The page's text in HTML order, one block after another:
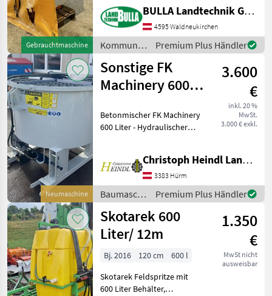
Gebrauchtmaschine
hydraulisch, Rührwerk,
Lichtanlage, Abdeckplane,
Streubegrenzung AMAZONE
E+S Streuer +
Gelenkwellenantrieb
BULLA Landtechnik GmbH
4595 Waldneukirchen
Kommunalgeräte
/ Amazone
Premium Plus Händler
Neumaschine
Sonstige FK
Machinery 600
3.600
€
inkl. 20 %
MwSt.
3.000 € exkl.
Betonmischer FK Machinery
600 Liter - Hydraulischer
600 Liter Der Preis der
Maschine bezieht sich auf
den techni
Christoph Heindl Landtechnik GmbH, Inning
3383 Hürm
Baumaschinen
/ Sonstige
Premium Plus Händler
Skotarek 600
Liter/ 12m
1.350
€
MwSt nicht
ausweisbar
Bj. 2016 120 cm
600 l
Skotarek Feldspritze mit
600 Liter Behälter,